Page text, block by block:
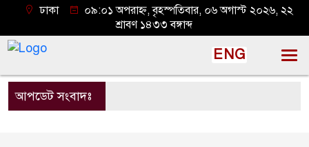
ঢাকা
০৯:০১ অপরাহ্ন, বৃহস্পতিবার, ০৬ অগাস্ট ২০২৬, ২২
শ্রাবণ ১৪৩৩ বঙ্গাব্দ
ENG
আপডেট সংবাদঃ